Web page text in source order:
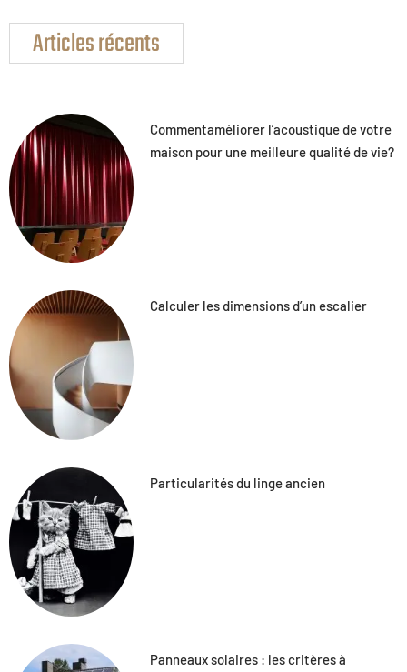
Articles récents
Commentaméliorer l’acoustique de votre
maison pour une meilleure qualité de vie?
Calculer les dimensions d’un escalier
Particularités du linge ancien
Panneaux solaires : les critères à